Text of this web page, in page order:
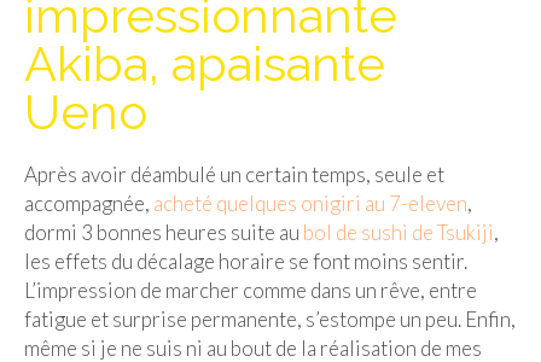
Isla del Sol
Lac Titicaca
Salar d’Uyuni
Sucre
Chili
Paraguay
Pérou
impressionnante
Akiba, apaisante
Ueno
Après avoir déambulé un certain temps, seule et
accompagnée, acheté quelques onigiri au 7-eleven,
dormi 3 bonnes heures suite au bol de sushi de Tsukiji,
les effets du décalage horaire se font moins sentir.
L’impression de marcher comme dans un rêve, entre
fatigue et surprise permanente, s’estompe un peu. Enfin,
même si je ne suis ni au bout de la réalisation de mes